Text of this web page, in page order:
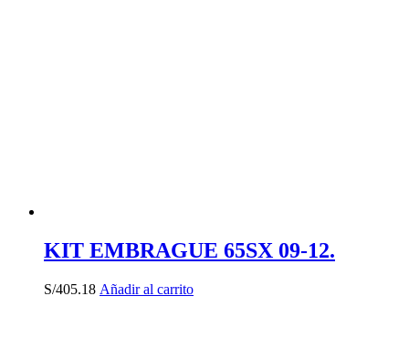
KIT EMBRAGUE 65SX 09-12.
S/405.18 Añadir al carrito